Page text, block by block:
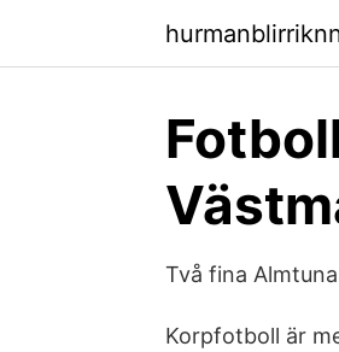
Två fina
Korpfotboll är